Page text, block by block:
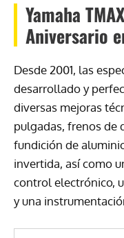
Yamaha
Aniversario
Desde 2001, las
desarrollado y
diversas mejoras
pulgadas, frenos de
fundición de
invertida, así como
control electrónico,
y una